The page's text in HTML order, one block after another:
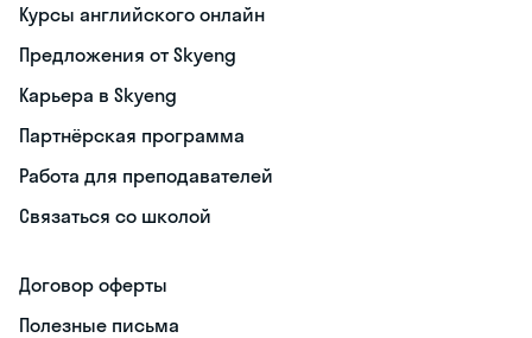
Курсы английского онлайн
Предложения от Skyeng
Карьера в Skyeng
Партнёрская программа
Работа для преподавателей
Связаться со школой
Договор оферты
Полезные письма